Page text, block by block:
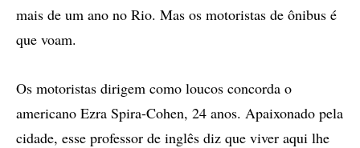
mais de um ano no Rio. Mas os motoristas de ônibus é
que voam.
Os motoristas dirigem como loucos concorda o
americano Ezra Spira-Cohen, 24 anos. Apaixonado pela
cidade, esse professor de inglês diz que viver aqui lhe